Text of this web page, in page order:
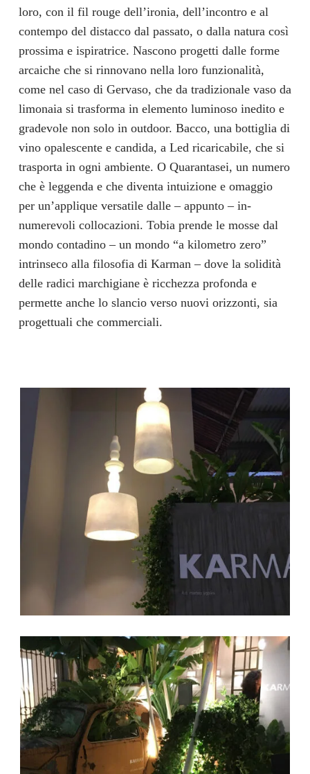
loro, con il fil rouge dell’ironia, dell’incontro e al
contempo del distacco dal passato, o dalla natura così
prossima e ispiratrice. Nascono progetti dalle forme
arcaiche che si rinnovano nella loro funzionalità,
come nel caso di Gervaso, che da tradizionale vaso da
limonaia si trasforma in elemento luminoso inedito e
gradevole non solo in outdoor. Bacco, una bottiglia di
vino opalescente e candida, a Led ricaricabile, che si
trasporta in ogni ambiente. O Quarantasei, un numero
che è leggenda e che diventa intuizione e omaggio
per un’applique versatile dalle – appunto – in-
numerevoli collocazioni. Tobia prende le mosse dal
mondo contadino – un mondo “a kilometro zero”
intrinseco alla filosofia di Karman – dove la solidità
delle radici marchigiane è ricchezza profonda e
permette anche lo slancio verso nuovi orizzonti, sia
progettuali che commerciali.